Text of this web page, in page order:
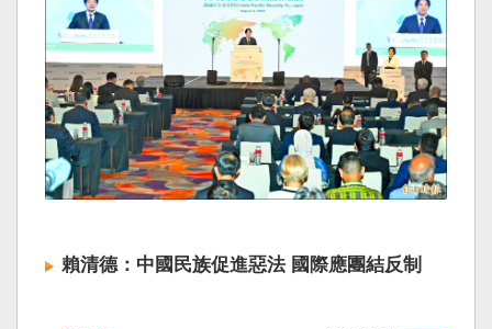
賴清德：中國民族促進惡法 國際應團結反制